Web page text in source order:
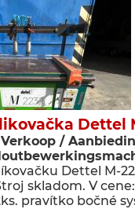
Dettel
Verkoop /
Dettel M-
skladom. V
pravítko bočné